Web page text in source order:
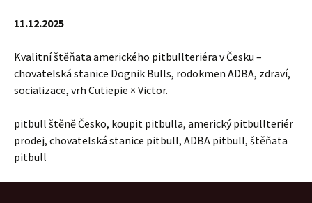
11.12.2025
Kvalitní štěňata amerického pitbullteriéra v Česku –
chovatelská stanice Dognik Bulls, rodokmen ADBA, zdraví,
socializace, vrh Cutiepie × Victor.
pitbull štěně Česko, koupit pitbulla, americký pitbullteriér
prodej, chovatelská stanice pitbull, ADBA pitbull, štěňata
pitbull